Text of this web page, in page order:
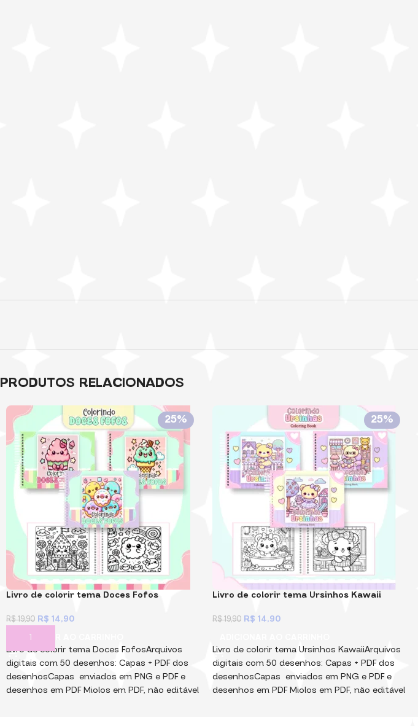
PRODUTOS RELACIONADOS
25%
Livro de colorir tema Doces Fofos
R$19,90 R$ 14,90
ADICIONAR AO CARRINHO
Livro de colorir tema Doces FofosArquivos
digitais com 50 desenhos: Capas + PDF dos
desenhosCapas enviados em PNG e PDF e
desenhos em PDF Miolos em PDF, não editável
25%
Livro de colorir tema Ursinhos Kawaii
R$19,90 R$ 14,90
Livro de colorir tema Ursinhos KawaiiArquivos
digitais com 50 desenhos: Capas + PDF dos
desenhosCapas enviados em PNG e PDF e
desenhos em PDF Miolos em PDF, não editável